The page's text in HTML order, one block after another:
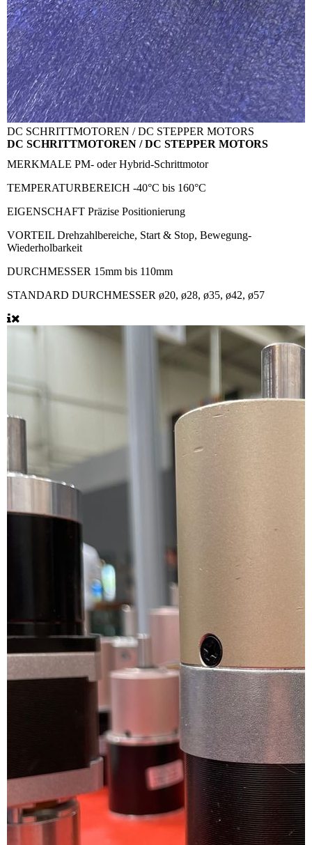
DC SCHRITTMOTOREN / DC STEPPER MOTORS
DC SCHRITTMOTOREN / DC STEPPER MOTORS
MERKMALE PM- oder Hybrid-Schrittmotor
TEMPERATURBEREICH -40°C bis 160°C
EIGENSCHAFT Präzise Positionierung
VORTEIL Drehzahlbereiche, Start & Stop, Bewegung-
Wiederholbarkeit
DURCHMESSER 15mm bis 110mm
STANDARD DURCHMESSER ø20, ø28, ø35, ø42, ø57